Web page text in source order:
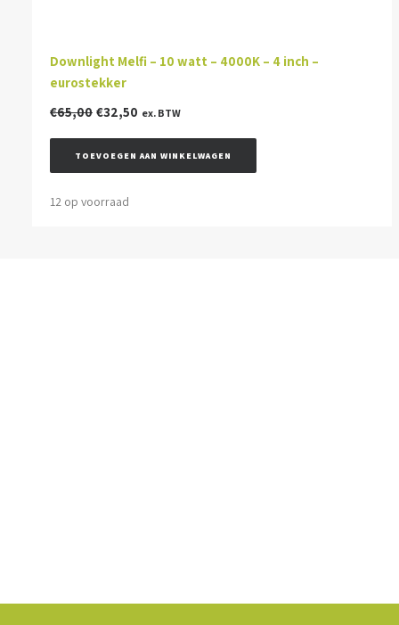
Downlight Melfi – 10 watt – 4000K – 4 inch –
eurostekker
€65,00 Oorspronkelijke
was:
€65,00.
€32,50 Huidige
is:
€32,50.
ex. BTW
TOEVOEGEN AAN WINKELWAGEN
12 op voorraad